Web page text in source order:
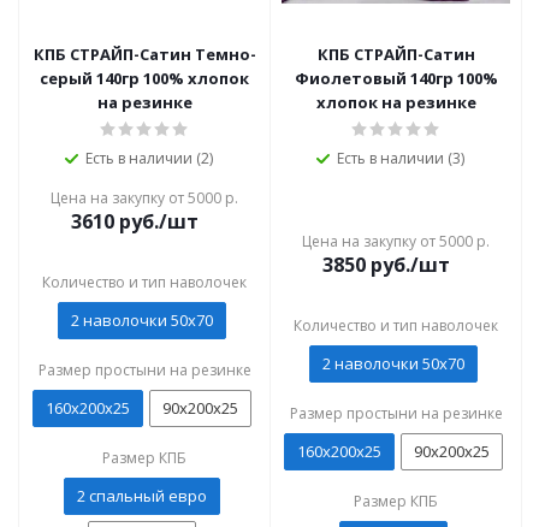
КПБ СТРАЙП-Сатин Темно-
серый 140гр 100% хлопок
на резинке
Есть в наличии (2)
Цена на закупку от 5000 р.
3610 руб./шт
Количество и тип наволочек
2 наволочки 50x70
Размер простыни на резинке
160х200х25 90х200х25
Размер КПБ
2 спальный евро
КПБ СТРАЙП-Сатин
Фиолетовый 140гр 100%
хлопок на резинке
Есть в наличии (3)
Цена на закупку от 5000 р.
3850 руб./шт
Количество и тип наволочек
2 наволочки 50x70
Размер простыни на резинке
160х200х25 90х200х25
Размер КПБ